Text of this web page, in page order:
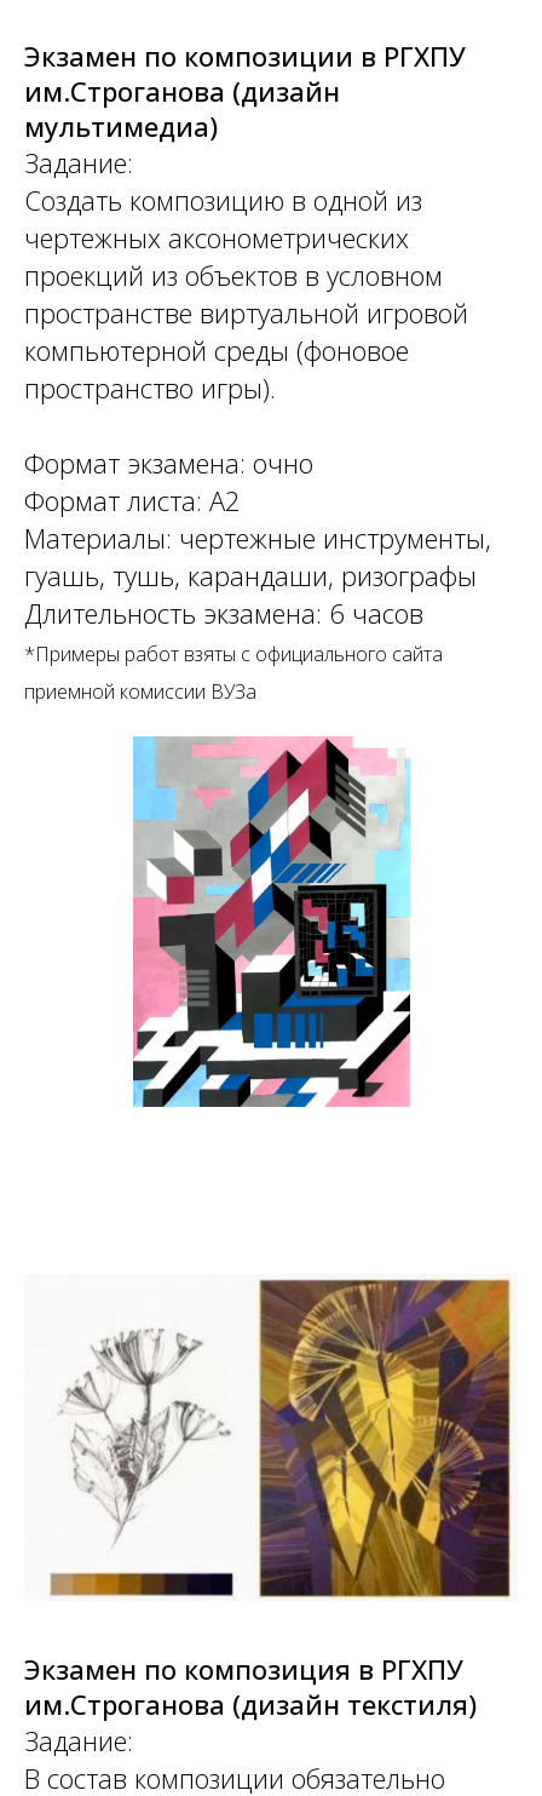
Экзамен по композиции в РГХПУ
им.Строганова (дизайн
мультимедиа)
Задание:
Создать композицию в одной из
чертежных аксонометрических
проекций из объектов в условном
пространстве виртуальной игровой
компьютерной среды (фоновое
пространство игры).
Формат экзамена: очно
Формат листа: А2
Материалы: чертежные инструменты,
гуашь, тушь, карандаши, ризографы
Длительность экзамена: 6 часов
*Примеры работ взяты с официального сайта
приемной комиссии ВУЗа
Экзамен по композиция в РГХПУ
им.Строганова (дизайн текстиля)
Задание:
В состав композиции обязательно